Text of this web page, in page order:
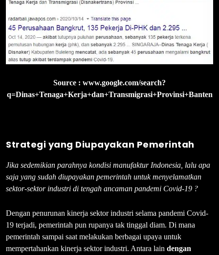
Source : www.google.com/search?
q=Dinas+Tenaga+Kerja+dan+Transmigrasi+Provinsi+Banten
Strategi yang Diupayakan Pemerintah
Jika sedemikian parahnya kondisi manufaktur Indonesia, lalu apa
saja yang sudah diupayakan pemerintah untuk menyelamatkan
sektor-sektor industri di tengah ancaman pandemi Covid-19 ?
Dengan penurunan kinerja sektor industri selama pandemi Covid-
19 terjadi, pemerintah pun rupanya tak tinggal diam. Di mana
pemerintah sampai saat melakukan berbagai upaya untuk
mempertahankan kinerja sektor industri. Antara lain dengan